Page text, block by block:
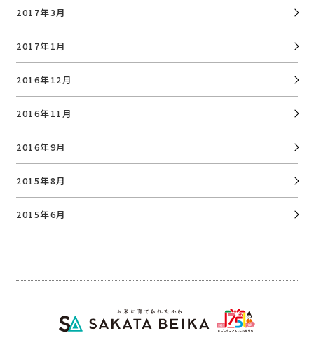
2017年3月
2017年1月
2016年12月
2016年11月
2016年9月
2015年8月
2015年6月